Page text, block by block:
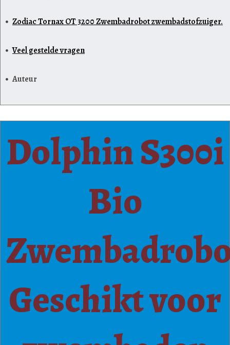
Zodiac Tornax OT 3200 Zwembadrobot zwembadstofzuiger.
Veel gestelde vragen
Auteur
Dolphin S300i
Bio
Geschikt voor